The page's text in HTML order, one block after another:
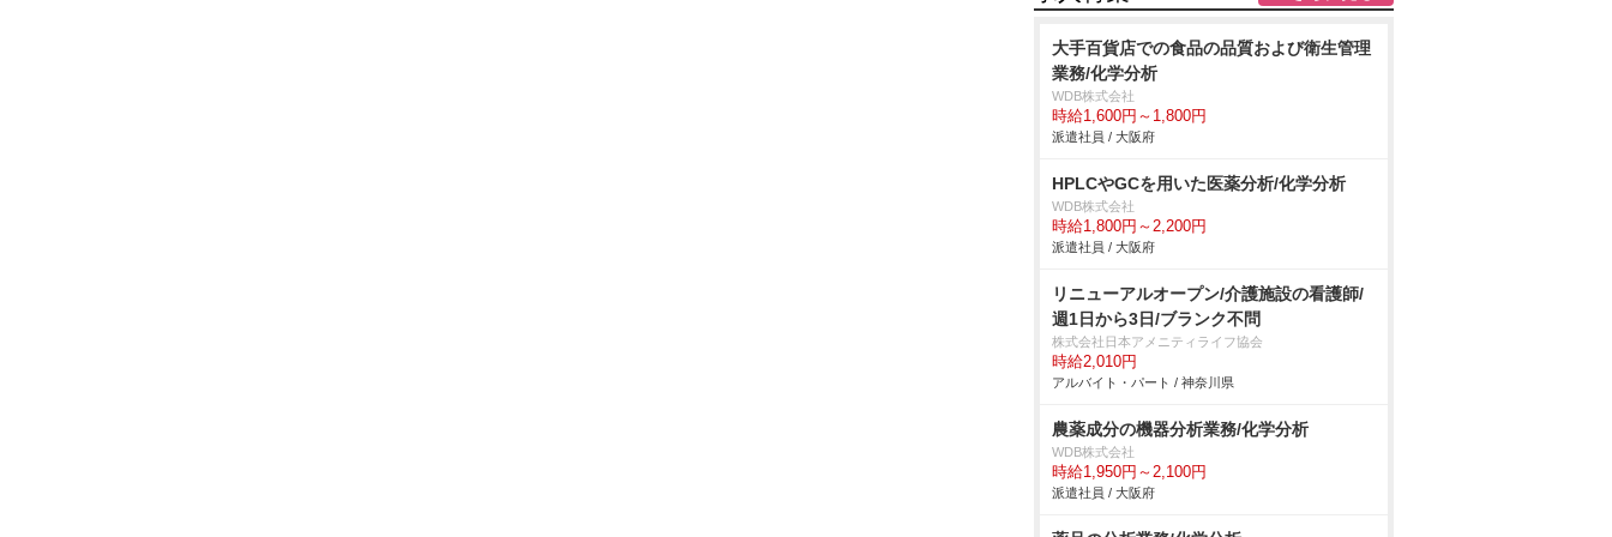
大手百貨店での食品の品質および衛生管理
業務/化学分析
WDB株式会社
時給1,600円～1,800円
派遣社員 / 大阪府
HPLCやGCを用いた医薬分析/化学分析
WDB株式会社
時給1,800円～2,200円
派遣社員 / 大阪府
リニューアルオープン/介護施設の看護師/
週1日から3日/ブランク不問
株式会社日本アメニティライフ協会
時給2,010円
アルバイト・パート / 神奈川県
農薬成分の機器分析業務/化学分析
WDB株式会社
時給1,950円～2,100円
派遣社員 / 大阪府